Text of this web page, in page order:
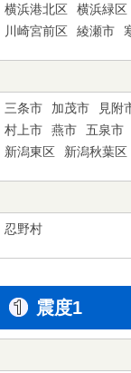
横浜港北区
横浜緑区
川崎宮前区
綾瀬市
三条市 加茂市 見附
村上市
燕市 五泉市
新潟東区
新潟秋葉区
忍野村
震度1